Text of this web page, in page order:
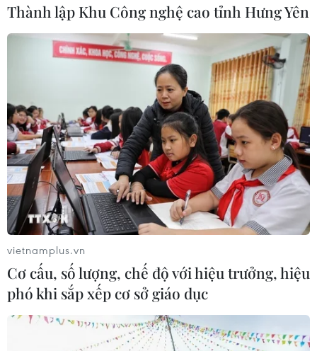
Tiền Giang khẩn trương tầm soát, tách F0
khỏi cộng đồng
Từ ngày 28/8, Tiền Giang đẩy mạnh chiến dịch tầm
soát diện rộng SARS-CoV-2 đợt 2 nhằm phát hiện các
trường hợp F0, F1 trong cộng đồng, thu hẹp "vùng đỏ"
và sớm trở lại trạng thái bình thường mới.
Thành lập Khu Công nghệ cao tỉnh Hưng Yên
vietnamplus.vn
Cơ cấu, số lượng, chế độ với hiệu trưởng, hiệu
phó khi sắp xếp cơ sở giáo dục